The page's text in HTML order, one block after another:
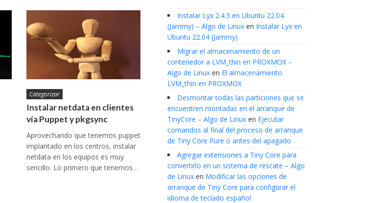
Categorizar
Instalar netdata en clientes
vía Puppet y pkgsync
Aprovechando que tenemos puppet
implantado en los centros, instalar
netdata en los equipos es muy
sencillo. Lo primero que tenemos…
Instalar Lyx 2.4.3 en Ubuntu 22.04
(Jammy) – Algo de Linux en Instalar Lyx en
Ubuntu 22.04 (Jammy)
Migrar el almacenamiento de un
contenedor a LVM_thin en PROXMOX –
Algo de Linux en El almacenamiento
LVM_thin en PROXMOX
Desmontar todas las particiones que se
encuentren montadas en el arranque de
TinyCore – Algo de Linux en Ejecutar
comandos al final del proceso de arranque
de Tiny Core Pure o antes del apagado
Agregar extensiones a Tiny Core para
convertirlo en un sistema de rescate – Algo
de Linux en Modificar las opciones de
arranque de Tiny Core para configurar el
idioma de teclado español